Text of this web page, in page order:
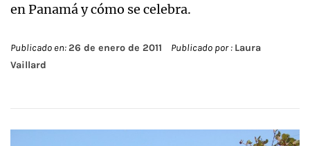
en Panamá y cómo se celebra.
Publicado en:26 de enero de 2011 Publicado por : Laura
Vaillard